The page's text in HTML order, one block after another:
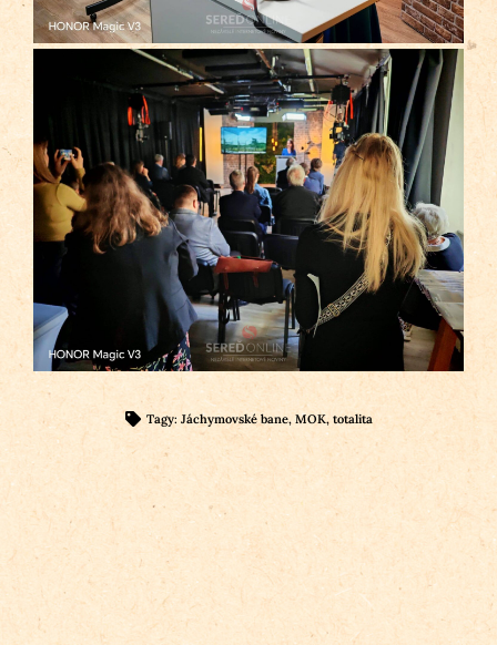
Tagy: Jáchymovské bane, MOK, totalita